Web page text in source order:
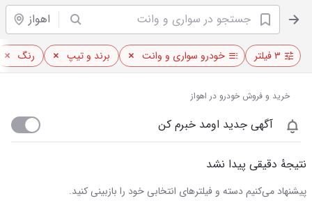
اهواز
۳ فیلتر خودرو سواری و وانت برند و تیپ رنگ
خرید و فروش خودرو در اهواز
آگهی جدید اومد خبرم کن
نتیجهٔ دقیقی پیدا نشد
پیشنهاد می‌کنیم دسته و فیلترهای انتخابی خود را بازبینی کنید.